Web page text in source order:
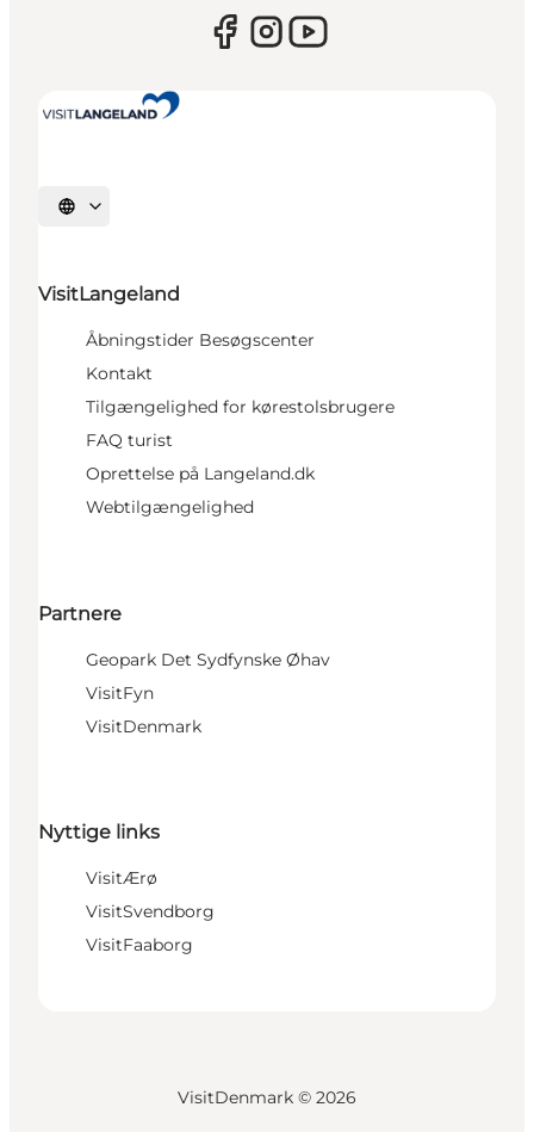
Vælg sprog
VisitLangeland
Åbningstider Besøgscenter
Kontakt
Tilgængelighed for kørestolsbrugere
FAQ turist
Oprettelse på Langeland.dk
Webtilgængelighed
Partnere
Geopark Det Sydfynske Øhav
VisitFyn
VisitDenmark
Nyttige links
VisitÆrø
VisitSvendborg
VisitFaaborg
VisitDenmark © 2026